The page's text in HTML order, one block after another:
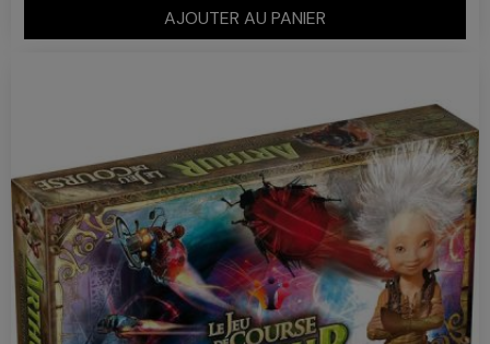
AJOUTER AU PANIER